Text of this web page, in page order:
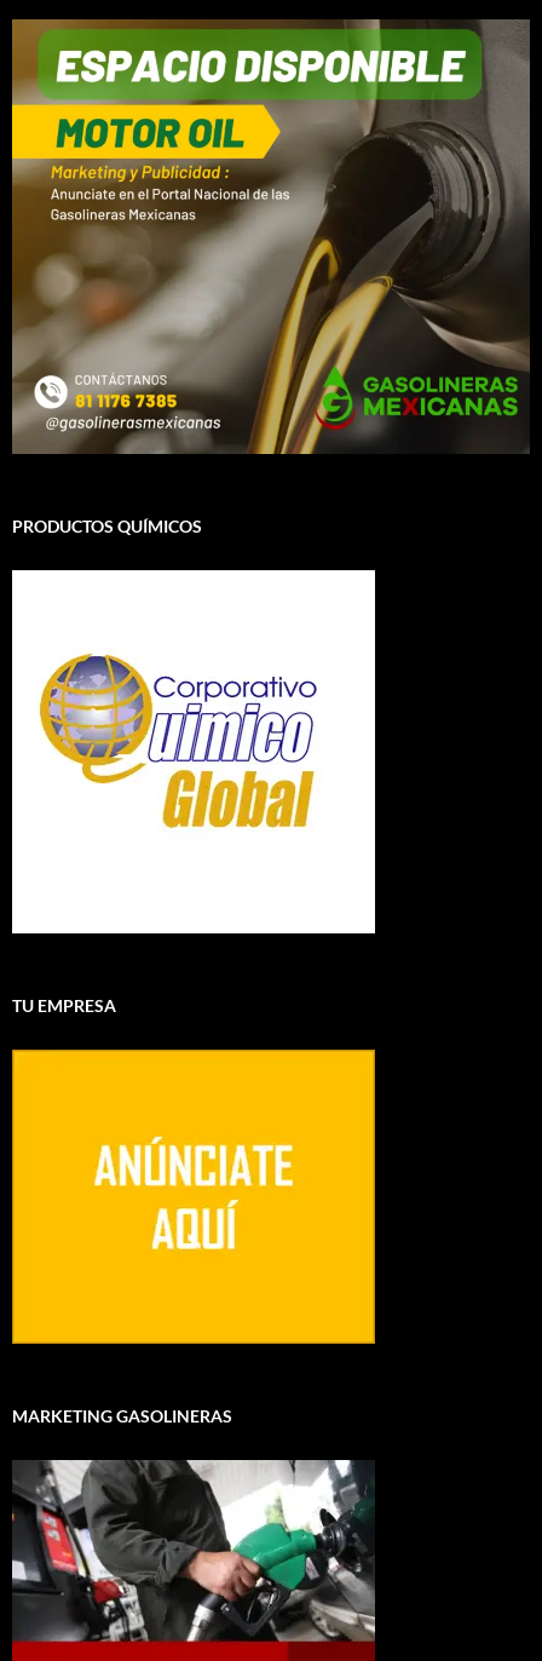
PRODUCTOS QUÍMICOS
TU EMPRESA
MARKETING GASOLINERAS